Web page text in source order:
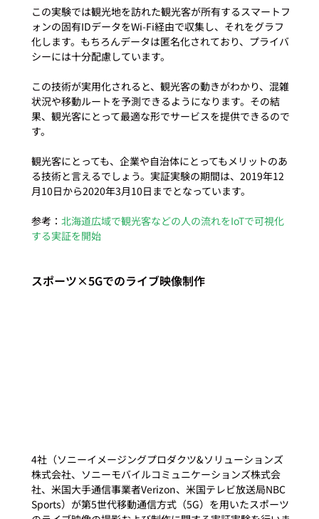
この実験では観光地を訪れた観光客が所有するスマートフ
ォンの固有IDデータをWi-Fi経由で収集し、それをグラフ
化します。もちろんデータは匿名化されており、プライバ
シーには十分配慮しています。
この技術が実用化されると、観光客の動きがわかり、混雑
状況や移動ルートを予測できるようになります。その結
果、観光客にとって最適な形でサービスを提供できるので
す。
観光客にとっても、企業や自治体にとってもメリットのあ
る技術と言えるでしょう。実証実験の期間は、2019年12
月10日から2020年3月10日までとなっています。
参考： 北海道広域で観光客などの人の流れをIoTで可視化
する実証を開始
スポーツ×5Gでのライブ映像制作
4社（ソニーイメージングプロダクツ&ソリューションズ
株式会社、ソニーモバイルコミュニケーションズ株式会
社、米国大手通信事業者Verizon、米国テレビ放送局NBC
Sports）が第5世代移動通信方式（5G）を用いたスポーツ